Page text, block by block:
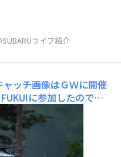
りしましたが、当時は
ライフ紹介
ャッチ画像はＧＷに開催
に参加したのです
の！！！Yohtaさん
ていただいてました✨🤩
いるとは感謝🙏✨感謝🙏